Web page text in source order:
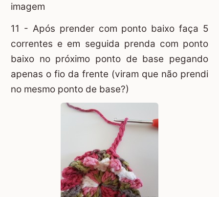
imagem
11 - Após prender com ponto baixo faça 5
correntes e em seguida prenda com ponto
baixo no próximo ponto de base pegando
apenas o fio da frente (viram que não prendi
no mesmo ponto de base?)